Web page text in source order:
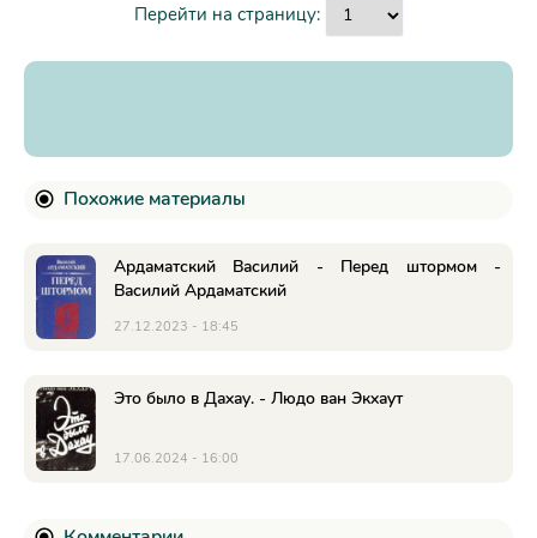
Перейти на страницу:
Похожие материалы
Ардаматский Василий - Перед штормом -
Василий Ардаматский
27.12.2023 - 18:45
Это было в Дахау. - Людо ван Экхаут
17.06.2024 - 16:00